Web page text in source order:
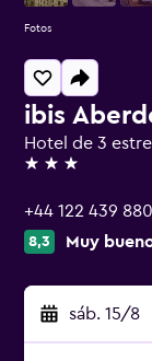
ibis
Hotel de 3
3 estrellas
+44 122 439
8,3 Muy
sáb. 15/8
Fotos